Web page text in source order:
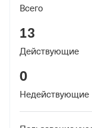
Всего
13
Действующие
0
Недействующие